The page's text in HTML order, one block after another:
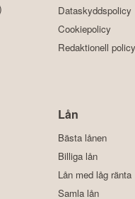
Dataskyddspolicy
Cookiepolicy
Redaktionell policy
Lån
Bästa lånen
Billiga lån
Lån med låg ränta
Samla lån